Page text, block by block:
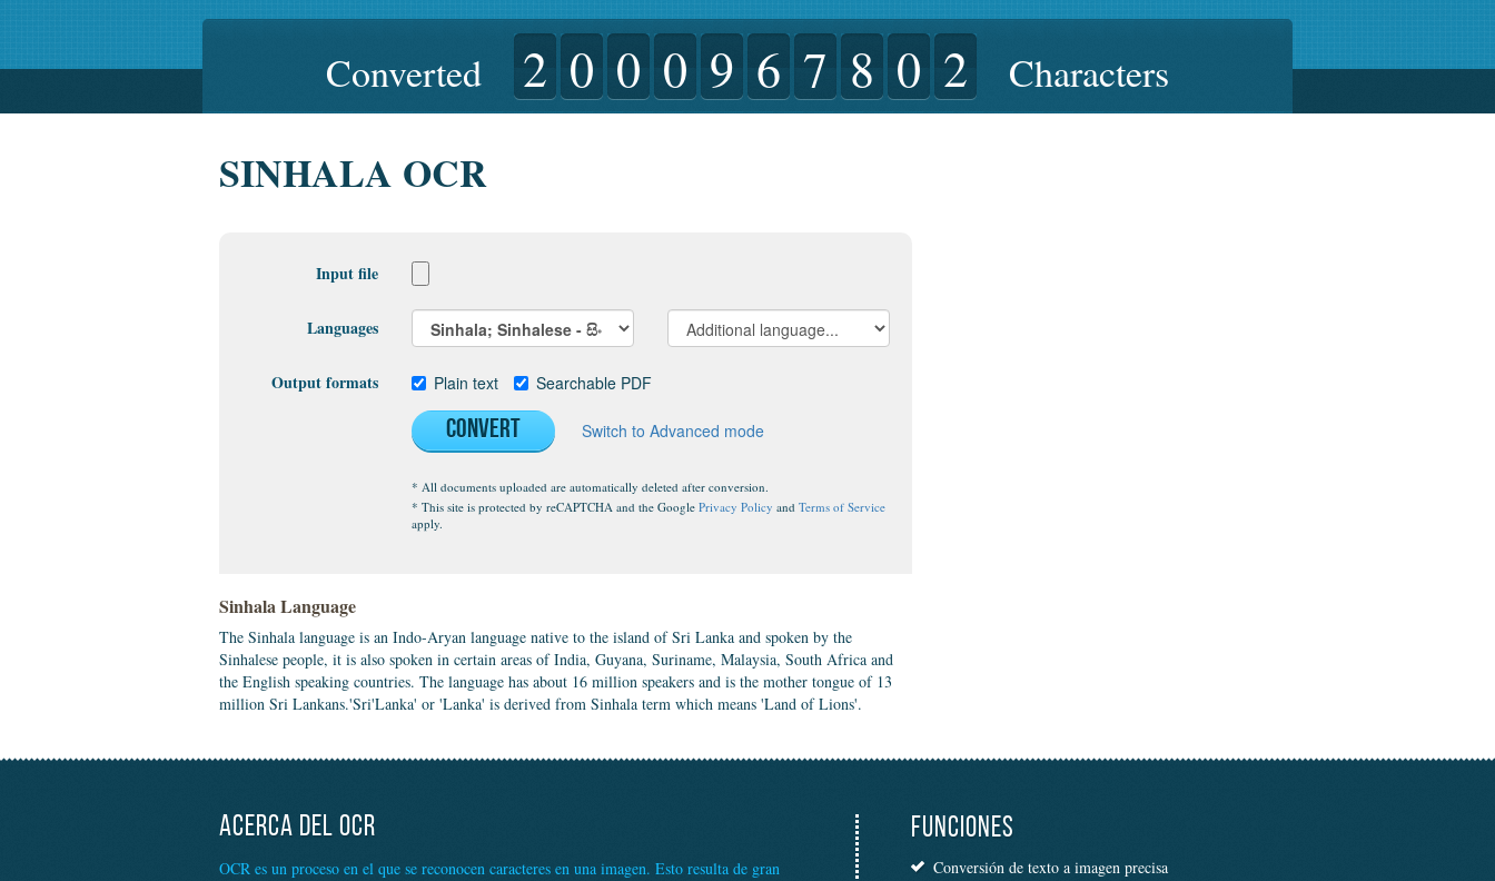
Converted 2 0 0 0 9 6 7 8 0 2 Characters
SINHALA OCR
Input file
Languages
Output formats Plain text Searchable PDF
Convert Switch to Advanced mode
* All documents uploaded are automatically deleted after conversion.
* This site is protected by reCAPTCHA and the GooglePrivacy Policy andTerms of Service
apply.
Sinhala Language
The Sinhala language is an Indo-Aryan language native to the island of Sri Lanka and spoken by the
Sinhalese people, it is also spoken in certain areas of India, Guyana, Suriname, Malaysia, South Africa and
the English speaking countries. The language has about 16 million speakers and is the mother tongue of 13
million Sri Lankans.'Sri'Lanka' or 'Lanka' is derived from Sinhala term which means 'Land of Lions'.
ACERCA DEL OCR
OCR es un proceso en el que se reconocen caracteres en una imagen. Esto resulta de gran
FUNCIONES
Conversión de texto a imagen precisa